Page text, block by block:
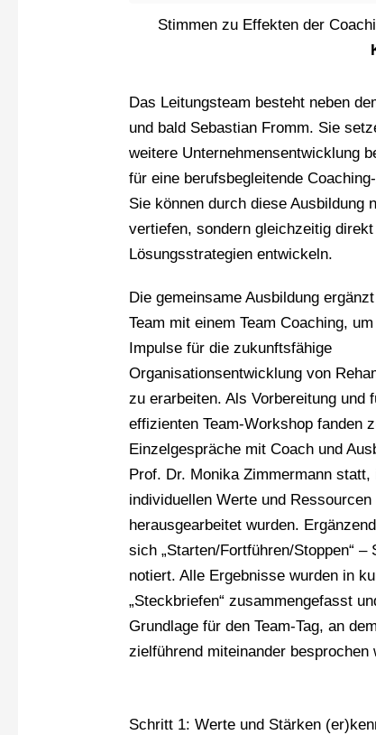
Stimmen zu Effekten der
Das Leitungsteam besteht neben
und bald Sebastian Fromm. Sie
weitere Unternehmensentwicklung
für eine berufsbegleitende
Sie können durch diese Ausbildung
vertiefen, sondern gleichzeitig
Lösungsstrategien entwickeln.
Die gemeinsame Ausbildung
Team mit einem Team Coaching,
Impulse für die zukunftsfähige
Organisationsentwicklung von
zu erarbeiten. Als Vorbereitung und
effizienten Team-Workshop fanden
Einzelgespräche mit Coach und
Prof. Dr. Monika Zimmermann statt,
individuellen Werte und Ressourcen
herausgearbeitet wurden.
sich „Starten/Fortführen/Stoppen“ –
notiert. Alle Ergebnisse wurden in
„Steckbriefen“ zusammengefasst
Grundlage für den Team-Tag, an
zielführend miteinander besprochen
Schritt 1: Werte und Stärken